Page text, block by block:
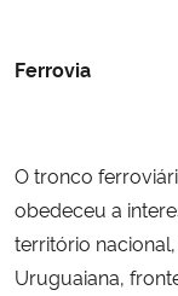
Ferrovia
O tronco
obedeceu a
território
Uruguaiana,